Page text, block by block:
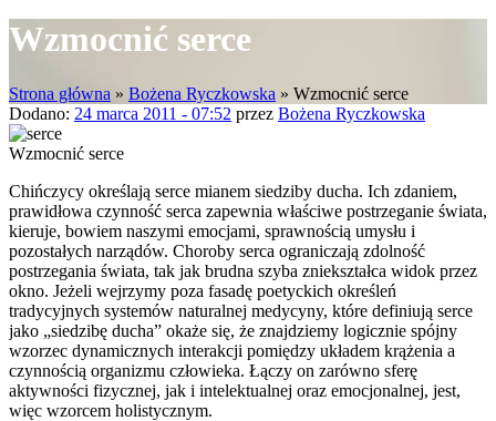
Wzmocnić serce
Strona główna » Bożena Ryczkowska » Wzmocnić serce
Dodano: 24 marca 2011 - 07:52 przez Bożena Ryczkowska
Wzmocnić serce
Chińczycy określają serce mianem siedziby ducha. Ich zdaniem,
prawidłowa czynność serca zapewnia właściwe postrzeganie świata,
kieruje, bowiem naszymi emocjami, sprawnością umysłu i
pozostałych narządów. Choroby serca ograniczają zdolność
postrzegania świata, tak jak brudna szyba zniekształca widok przez
okno. Jeżeli wejrzymy poza fasadę poetyckich określeń
tradycyjnych systemów naturalnej medycyny, które definiują serce
jako „siedzibę ducha” okaże się, że znajdziemy logicznie spójny
wzorzec dynamicznych interakcji pomiędzy układem krążenia a
czynnością organizmu człowieka. Łączy on zarówno sferę
aktywności fizycznej, jak i intelektualnej oraz emocjonalnej, jest,
więc wzorcem holistycznym.